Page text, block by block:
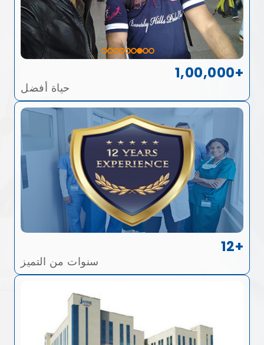
1,00,000+
حياة أفضل
12+
سنوات من التميز